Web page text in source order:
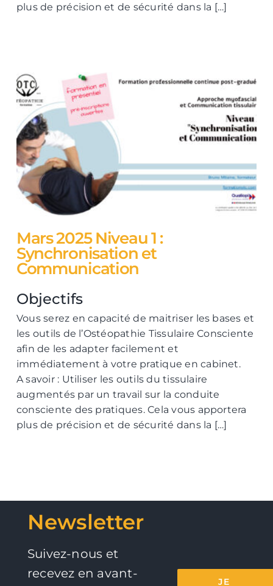
plus de précision et de sécurité dans la […]
Mars 2025 Niveau 1 :
Synchronisation et
Communication
Objectifs
Vous serez en capacité de maitriser les bases et
les outils de l’Ostéopathie Tissulaire Consciente
afin de les adapter facilement et
immédiatement à votre pratique en cabinet.
A savoir : Utiliser les outils du tissulaire
augmentés par un travail sur la conduite
consciente des pratiques. Cela vous apportera
plus de précision et de sécurité dans la […]
Newsletter
Suivez-nous et
recevez en avant-
JE